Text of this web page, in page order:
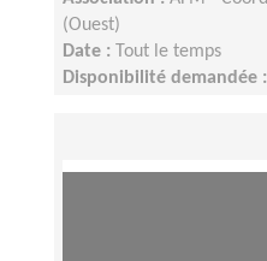
(Ouest)
Date :
Tout le temps
Disponibilité demandée :
sollicitation est plus